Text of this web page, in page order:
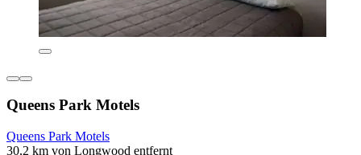
Queens Park Motels
Queens Park Motels
30,2 km von Longwood entfernt